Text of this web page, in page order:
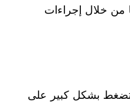
خلال إجراءات
تضغط بشكل كبير على